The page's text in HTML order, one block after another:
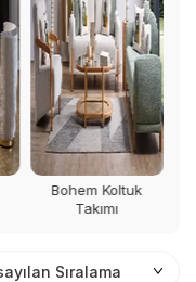
Salon Koltuk Takımı